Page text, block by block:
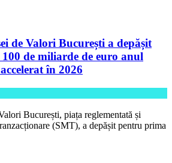
de Valori București a depășit
de miliarde de euro anul
în 2026
București, piața reglementată și
(SMT), a depășit pentru prima